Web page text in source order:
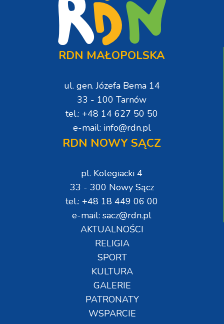
RDN MAŁOPOLSKA
ul. gen. Józefa Bema 14
33 - 100 Tarnów
tel.: +48 14 627 50 50
e-mail: info@rdn.pl
RDN NOWY SĄCZ
pl. Kolegiacki 4
33 - 300 Nowy Sącz
tel.: +48 18 449 06 00
e-mail: sacz@rdn.pl
AKTUALNOŚCI
RELIGIA
SPORT
KULTURA
GALERIE
PATRONATY
WSPARCIE